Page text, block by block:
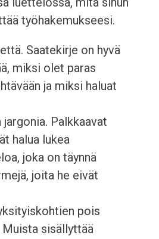
työhakemukseesi.
Saatekirje on hyvä
miksi olet paras
ja miksi haluat
jargonia. Palkkaavat
halua lukea
joka on täynnä
joita he eivät
pois
Muista sisällyttää